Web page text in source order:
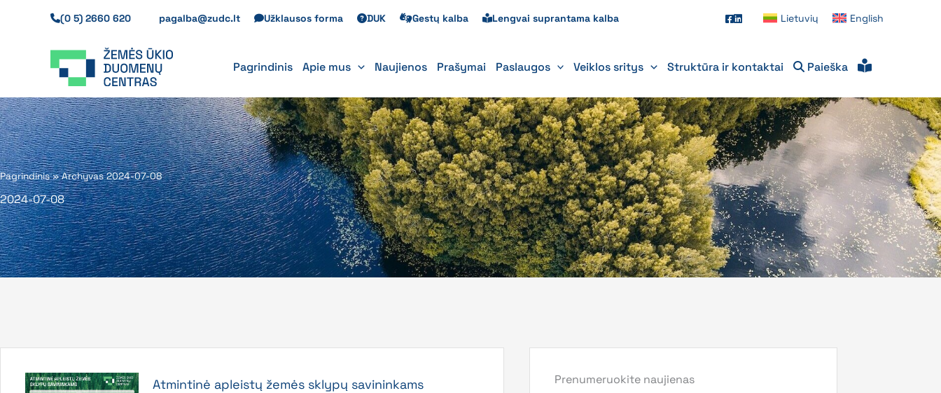
(0 5) 2660 620 pagalba@zudc.lt Užklausos forma DUK Gestų kalba Lengvai suprantama kalba Lietuvių English
Pagrindinis Apie mus Naujienos Prašymai Paslaugos Veiklos sritys Struktūra ir kontaktai Paieška
Pagrindinis»Archyvas 2024-07-08
2024-07-08
Atmintinė apleistų žemės sklypų savininkams Prenumeruokite naujienas